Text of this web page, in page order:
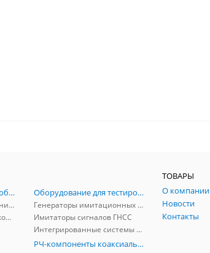
Электроизмерительное оборудование
Анализаторы полупроводников
Анализаторы электрической мощности
Оборудование для тестирования и симуляции ГНСС
Генераторы имитационных и заградительных помех
Имитаторы сигналов ГНСС
Интегрированные системы защиты от ГНСС-помех
РЧ-компоненты коаксиальные
ТОВАРЫ
О компании
Новости
Контакты